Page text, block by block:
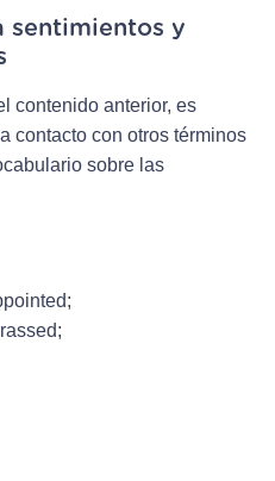
sentimientos y
contenido anterior, es
contacto con otros términos
sobre las